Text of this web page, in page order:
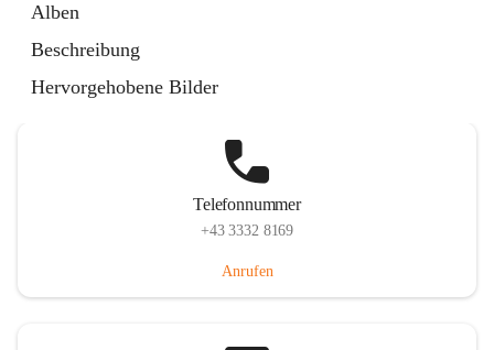
Alben
Beschreibung
Hervorgehobene Bilder
Telefonnummer
+43 3332 8169
Anrufen